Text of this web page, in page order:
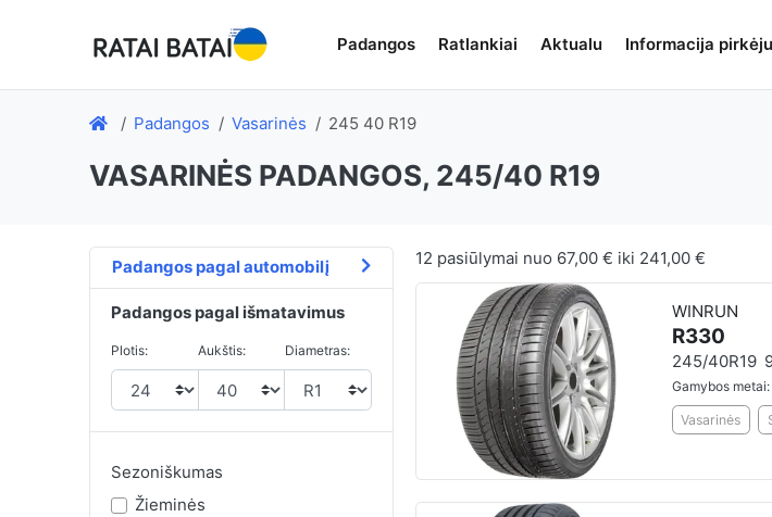
Padangos Ratlankiai Aktualu Informacija
Padangos Vasarinės 245 40 R19
VASARINĖS PADANGOS, 245/40 R19
Padangos pagal automobilį
Padangos pagal išmatavimus
Plotis: Aukštis: Diametras:
Sezoniškumas
Žieminės
12 pasiūlymai nuo 67,00 € iki 241,00 €
WINRUN
R330
245/40R19
Gamybos metai:
Vasarinės